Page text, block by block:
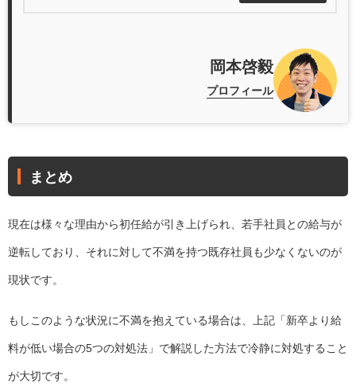
岡本啓毅
プロフィール
まとめ
現在は様々な理由から初任給が引き上げられ、若手社員との給与が
逆転しており、それに対して不満を持つ既存社員も少なくないのが
現状です。
もしこのような状況に不満を抱えている場合は、上記「新卒より給
料が低い場合の5つの対処法」で解説した方法で冷静に対処すること
が大切です。